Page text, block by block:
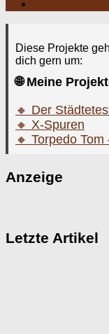
Diese Projekte
dich gern um:
🌐 Meine
🔸 Der
🔸 X-Spuren
🔸 Torpedo
Anzeige
Letzte Artikel